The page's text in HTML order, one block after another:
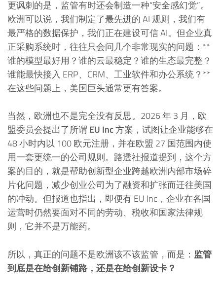
更讽刺的是，监管有时还会制造一种“安全感幻觉”。
欧洲可以说，我们制定了最先进的 AI 规则，我们有
最严格的数据保护，我们正在建设可信 AI。但企业真
正采购系统时，往往只会问几个非常现实的问题：**
谁的模型最好用？谁的云最稳定？谁的生态最完整？
谁能最快接入 ERP、CRM、工业软件和办公系统？**
在这些问题上，美国巨头通常更有答案。
当然，欧洲也不是完全没有反思。2026 年 3 月，欧
盟委员会提出了所谓 EU Inc方案，试图让企业能够在
48 小时内以 100 欧元注册，并在欧盟 27 国范围内使
用一套更统一的公司规则。路透社报道提到，这个方
案的目的，就是帮助创新型企业跨越欧洲内部市场碎
片化问题，减少创业公司为了融资和扩张而迁往美国
的冲动。但报道也指出，即便有 EU Inc，企业在各国
运营时仍然要面对不同的劳动、税收和国家法律规
则，它并不是万能药。
所以，真正的问题不是欧洲该不该监管，而是： 监管
到底是在给创新铺路，还是在给创新设卡？